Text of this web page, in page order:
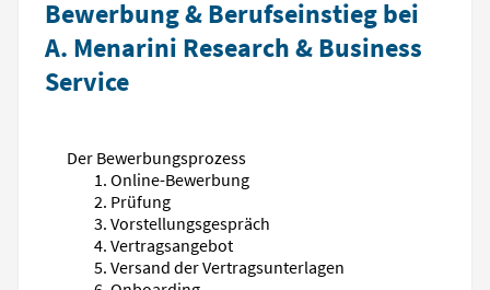
Bewerbung & Berufseinstieg bei
A. Menarini Research & Business
Service
Der Bewerbungsprozess
Online-Bewerbung
Prüfung
Vorstellungsgespräch
Vertragsangebot
Versand der Vertragsunterlagen